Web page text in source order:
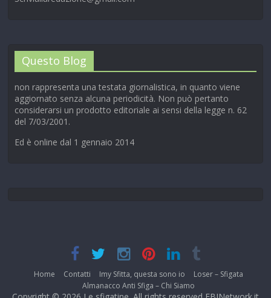
Questo Blog
non rappresenta una testata giornalistica, in quanto viene
aggiornato senza alcuna periodicità. Non può pertanto
considerarsi un prodotto editoriale ai sensi della legge n. 62
del 7/03/2001.
Ed è online dal 1 gennaio 2014
Home Contatti Imy Sfitta, questa sono io
Loser – Sfigata
Almanacco Anti Sfiga – Chi Siamo